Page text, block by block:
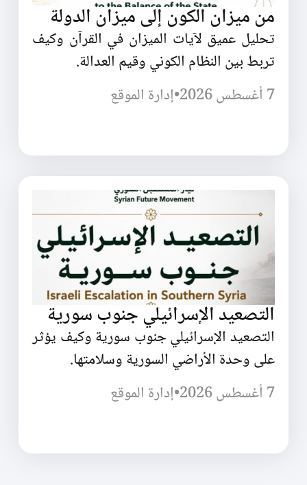
من ميزان الكون إلى ميزان الدولة
تحليل عميق لآيات الميزان في القرآن وكيف
تربط بين النظام الكوني وقيم العدالة.
7 أغسطس 2026
•إدارة الموقع
التصعيد الإسرائيلي جنوب سورية
التصعيد الإسرائيلي جنوب سورية وكيف يؤثر
على وحدة الأراضي السورية وسلامتها.
7 أغسطس 2026
•إدارة الموقع